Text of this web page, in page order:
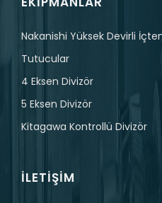
Nakanishi Yüksek Devirli
Tutucular
4 Eksen Divizör
5 Eksen Divizör
Kitagawa Kontrollü Divizör
İLETIŞIM